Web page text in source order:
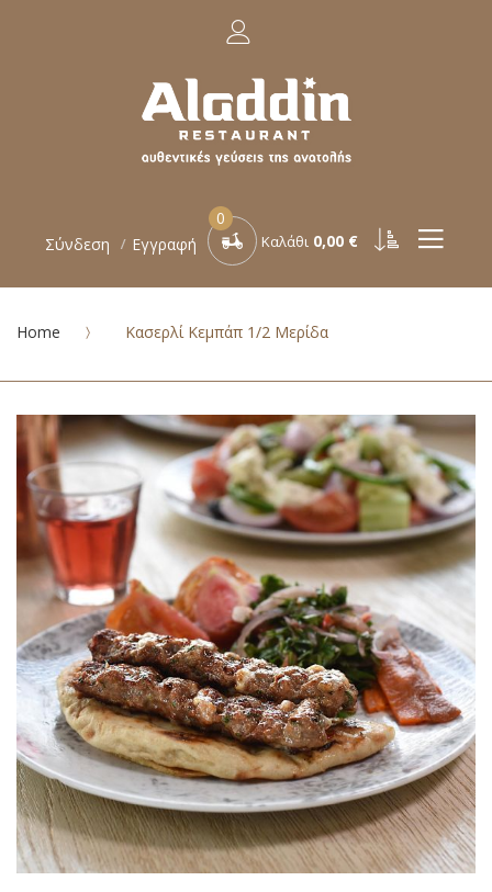
Σύνδεση Εγγραφή
0
Καλάθι 0,00 €
Home Κασερλί Κεμπάπ 1/2 Μερίδα
Μετάβαση
στο
τέλος
της
συλλογής
εικόνων